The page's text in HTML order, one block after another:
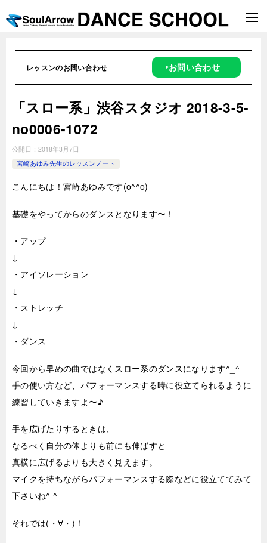
レッスンのお問い合わせ ‣お問い合わせ
「スロー系」渋谷スタジオ 2018-3-5-
no0006-1072
公開日： 2018年3月7日
宮崎あゆみ先生のレッスンノート
こんにちは！宮崎あゆみです(o^^o)
基礎をやってからのダンスとなります〜！
・アップ
↓
・アイソレーション
↓
・ストレッチ
↓
・ダンス
今回から早めの曲ではなくスロー系のダンスになります^_^
手の使い方など、パフォーマンスする時に役立てられるように
練習していきますよ〜♪
手を広げたりするときは、
なるべく自分の体よりも前にも伸ばすと
真横に広げるよりも大きく見えます。
マイクを持ちながらパフォーマンスする際などに役立ててみて
下さいね^ ^
それでは(・∀・)！